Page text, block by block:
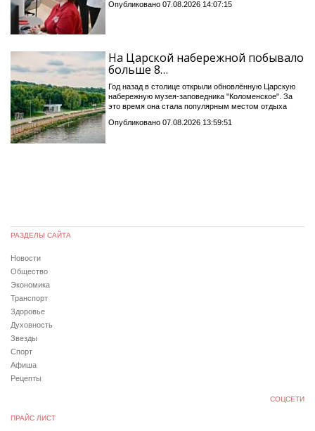
Опубликовано 07.08.2026 14:07:15
На Царской набережной побывало
больше 8…
Год назад в столице открыли обновлённую Царскую
набережную музея-заповедника "Коломенское". За
это время она стала популярным местом отдыха
Опубликовано 07.08.2026 13:59:51
РАЗДЕЛЫ САЙТА
Новости
Общество
Экономика
Транспорт
Здоровье
Духовность
Звезды
Спорт
Афиша
Рецепты
СОЦСЕТИ
ПРАЙС ЛИСТ